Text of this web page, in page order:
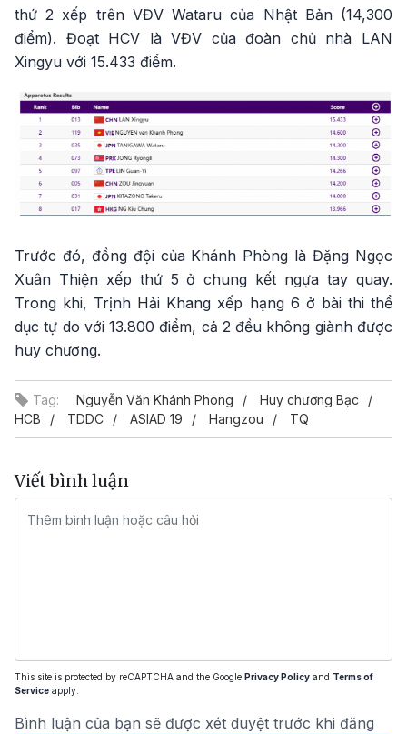
thứ 2 xếp trên VĐV Wataru của Nhật Bản (14,300
điểm). Đoạt HCV là VĐV của đoàn chủ nhà LAN
Xingyu với 15.433 điểm.
Trước đó, đồng đội của Khánh Phòng là Đặng Ngọc
Xuân Thiện xếp thứ 5 ở chung kết ngựa tay quay.
Trong khi, Trịnh Hải Khang xếp hạng 6 ở bài thi thể
dục tự do với 13.800 điểm, cả 2 đều không giành được
huy chương.
Tag: Nguyễn Văn Khánh Phong
Huy chương Bạc
HCB
TDDC ASIAD 19 Hangzou TQ
Viết bình luận
This site is protected by reCAPTCHA and the Google Privacy Policy and Terms of
Service apply.
Bình luận của bạn sẽ được xét duyệt trước khi đăng